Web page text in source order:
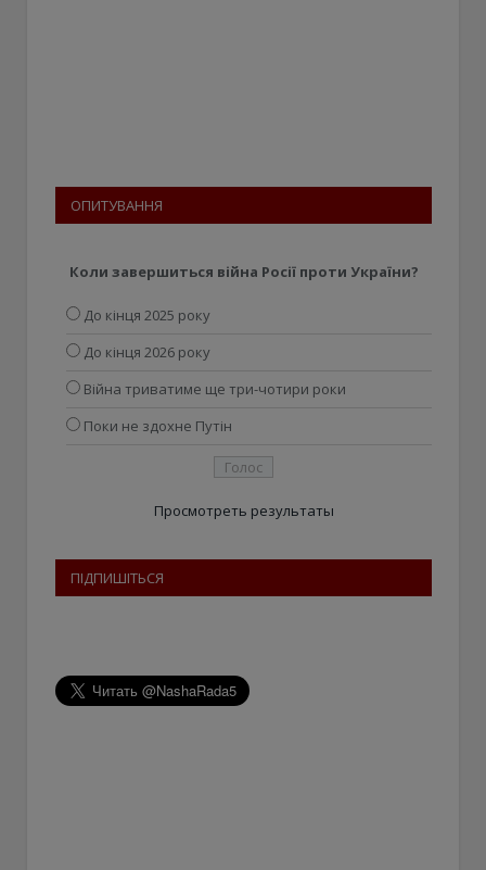
ОПИТУВАННЯ
Коли завершиться війна Росії проти України?
До кінця 2025 року
До кінця 2026 року
Війна триватиме ще три-чотири роки
Поки не здохне Путін
Просмотреть результаты
ПІДПИШІТЬСЯ